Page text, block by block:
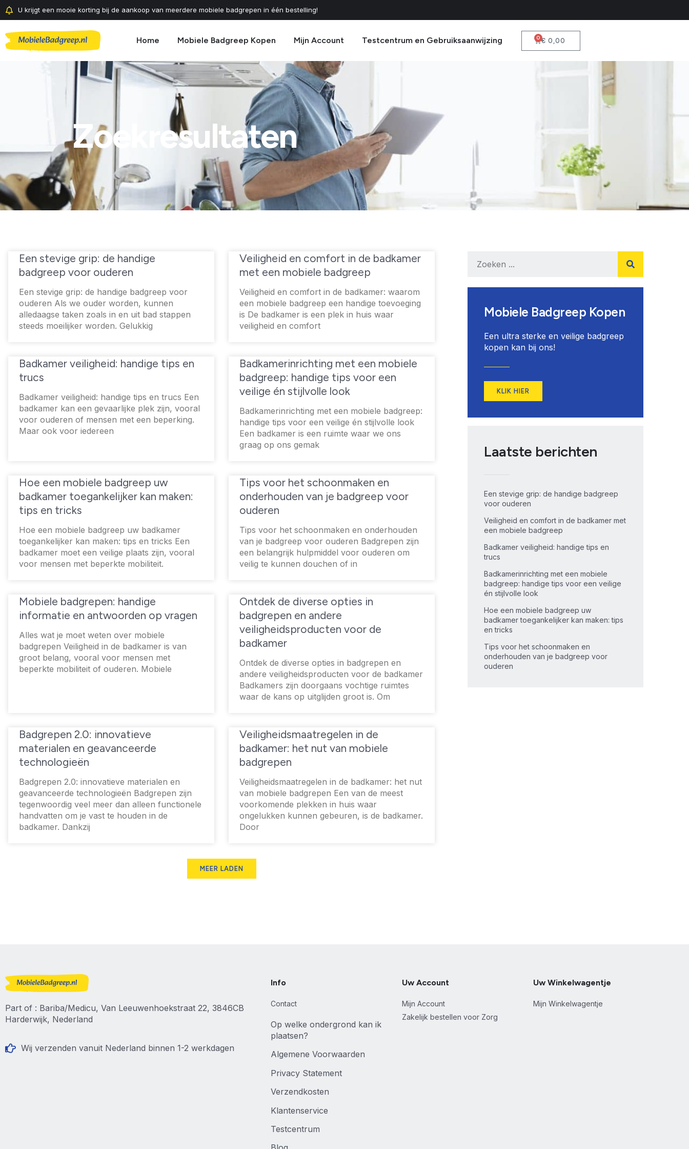
U krijgt een mooie korting bij de aankoop van meerdere mobiele badgrepen in één bestelling!
Home Mobiele Badgreep Kopen Mijn Account Testcentrum en Gebruiksaanwijzing € 0,00
0
Zoekresultaten
Een stevige grip: de handige
badgreep voor ouderen
Een stevige grip: de handige badgreep voor
ouderen Als we ouder worden, kunnen
alledaagse taken zoals in en uit bad stappen
steeds moeilijker worden. Gelukkig
Veiligheid en comfort in de badkamer
met een mobiele badgreep
Veiligheid en comfort in de badkamer: waarom
een mobiele badgreep een handige toevoeging
is De badkamer is een plek in huis waar
veiligheid en comfort
Badkamer veiligheid: handige tips en
trucs
Badkamer veiligheid: handige tips en trucs Een
badkamer kan een gevaarlijke plek zijn, vooral
voor ouderen of mensen met een beperking.
Maar ook voor iedereen
Badkamerinrichting met een mobiele
badgreep: handige tips voor een
veilige én stijlvolle look
Badkamerinrichting met een mobiele badgreep:
handige tips voor een veilige én stijlvolle look
Een badkamer is een ruimte waar we ons
graag op ons gemak
Hoe een mobiele badgreep uw
badkamer toegankelijker kan maken:
tips en tricks
Hoe een mobiele badgreep uw badkamer
toegankelijker kan maken: tips en tricks Een
badkamer moet een veilige plaats zijn, vooral
voor mensen met beperkte mobiliteit.
Tips voor het schoonmaken en
onderhouden van je badgreep voor
ouderen
Tips voor het schoonmaken en onderhouden
van je badgreep voor ouderen Badgrepen zijn
een belangrijk hulpmiddel voor ouderen om
veilig te kunnen douchen of in
Mobiele badgrepen: handige
informatie en antwoorden op vragen
Alles wat je moet weten over mobiele
badgrepen Veiligheid in de badkamer is van
groot belang, vooral voor mensen met
beperkte mobiliteit of ouderen. Mobiele
Ontdek de diverse opties in
badgrepen en andere
veiligheidsproducten voor de
badkamer
Ontdek de diverse opties in badgrepen en
andere veiligheidsproducten voor de badkamer
Badkamers zijn doorgaans vochtige ruimtes
waar de kans op uitglijden groot is. Om
Badgrepen 2.0: innovatieve
materialen en geavanceerde
technologieën
Badgrepen 2.0: innovatieve materialen en
geavanceerde technologieën Badgrepen zijn
tegenwoordig veel meer dan alleen functionele
handvatten om je vast te houden in de
badkamer. Dankzij
Veiligheidsmaatregelen in de
badkamer: het nut van mobiele
badgrepen
Veiligheidsmaatregelen in de badkamer: het nut
van mobiele badgrepen Een van de meest
voorkomende plekken in huis waar
ongelukken kunnen gebeuren, is de badkamer.
Door
MEER LADEN
Mobiele Badgreep Kopen
Een ultra sterke en veilige badgreep
kopen kan bij ons!
KLIK HIER
Laatste berichten
Een stevige grip: de handige badgreep
voor ouderen
Veiligheid en comfort in de badkamer met
een mobiele badgreep
Badkamer veiligheid: handige tips en
trucs
Badkamerinrichting met een mobiele
badgreep: handige tips voor een veilige
én stijlvolle look
Hoe een mobiele badgreep uw
badkamer toegankelijker kan maken: tips
en tricks
Tips voor het schoonmaken en
onderhouden van je badgreep voor
ouderen
Part of : Bariba/Medicu, Van Leeuwenhoekstraat 22, 3846CB
Harderwijk, Nederland
Wij verzenden vanuit Nederland binnen 1-2 werkdagen
Info
Contact
Op welke ondergrond kan ik
plaatsen?
Algemene Voorwaarden
Privacy Statement
Verzendkosten
Klantenservice
Testcentrum
Uw Account
Mijn Account
Zakelijk bestellen voor Zorg
Uw Winkelwagentje
Mijn Winkelwagentje